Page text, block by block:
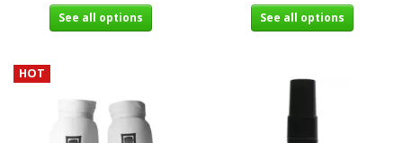
See all options See all options
HOT